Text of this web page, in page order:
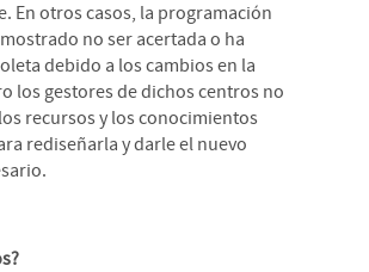
En otros casos, la programación
no ser acertada o ha
debido a los cambios en la
los gestores de dichos centros no
recursos y los conocimientos
rediseñarla y darle el nuevo